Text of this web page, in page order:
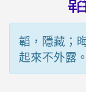
韜，隱藏；
起來不外露。